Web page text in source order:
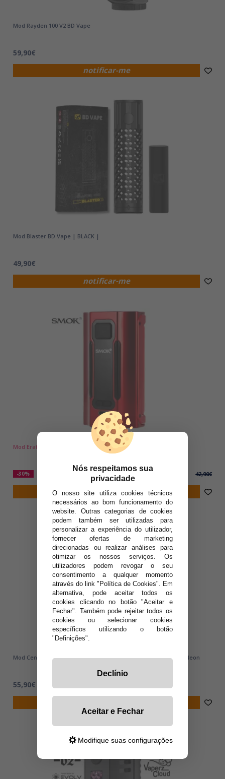
notificar-me
Mod Rayden 100 V2 BD Vape
59,90€
notificar-me
Mod Blaster BD Vape | BLACK |
49,90€
notificar-me
Mod Erato 230 Smoktech (18650/21700)
-30% 29,90€ 42,90€
Mod Centaurus M200 10TH Anniversary Limited Edition Aurora Neon
55,90€
Nós respeitamos sua
privacidade
O nosso site utiliza cookies técnicos
necessários ao bom funcionamento do
website. Outras categorias de cookies
podem também ser utilizadas para
personalizar a experiência do utilizador,
fornecer ofertas de marketing
direcionadas ou realizar análises para
otimizar os nossos serviços. Os
utilizadores podem revogar o seu
consentimento a qualquer momento
através do link "Política de Cookies". Em
alternativa, pode aceitar todos os
cookies clicando no botão "Aceitar e
Fechar". Também pode rejeitar todos os
cookies ou selecionar cookies
específicos utilizando o botão
"Definições".
Declínio
Aceitar e Fechar
Modifique suas configurações